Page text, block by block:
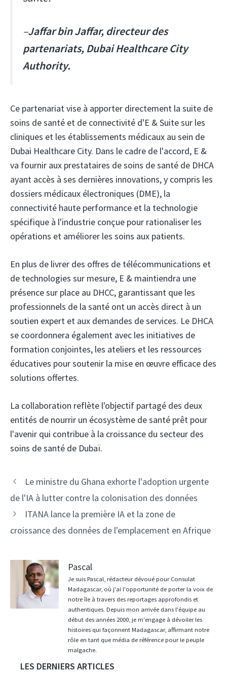
–Jaffar bin Jaffar, directeur des
partenariats, Dubai Healthcare City
Authority.
Ce partenariat vise à apporter directement la suite de
soins de santé et de connectivité d'E & Suite sur les
cliniques et les établissements médicaux au sein de
Dubai Healthcare City. Dans le cadre de l'accord, E &
va fournir aux prestataires de soins de santé de DHCA
ayant accès à ses dernières innovations, y compris les
dossiers médicaux électroniques (DME), la
connectivité haute performance et la technologie
spécifique à l'industrie conçue pour rationaliser les
opérations et améliorer les soins aux patients.
En plus de livrer des offres de télécommunications et
de technologies sur mesure, E & maintiendra une
présence sur place au DHCC, garantissant que les
professionnels de la santé ont un accès direct à un
soutien expert et aux demandes de services. Le DHCA
se coordonnera également avec les initiatives de
formation conjointes, les ateliers et les ressources
éducatives pour soutenir la mise en œuvre efficace des
solutions offertes.
La collaboration reflète l'objectif partagé des deux
entités de nourrir un écosystème de santé prêt pour
l'avenir qui contribue à la croissance du secteur des
soins de santé de Dubaï.
Navigation
des
Le ministre du Ghana exhorte l'adoption urgente
de l'IA à lutter contre la colonisation des données
ITANA lance la première IA et la zone de
croissance des données de l'emplacement en Afrique
Pascal
Je suis Pascal, rédacteur dévoué pour Consulat
Madagascar, où j'ai l'opportunité de porter la voix de
notre île à travers des reportages approfondis et
authentiques. Depuis mon arrivée dans l'équipe au
début des années 2000, je m'engage à dévoiler les
histoires qui façonnent Madagascar, affirmant notre
rôle en tant que média de référence pour le peuple
malgache.
LES DERNIERS ARTICLES